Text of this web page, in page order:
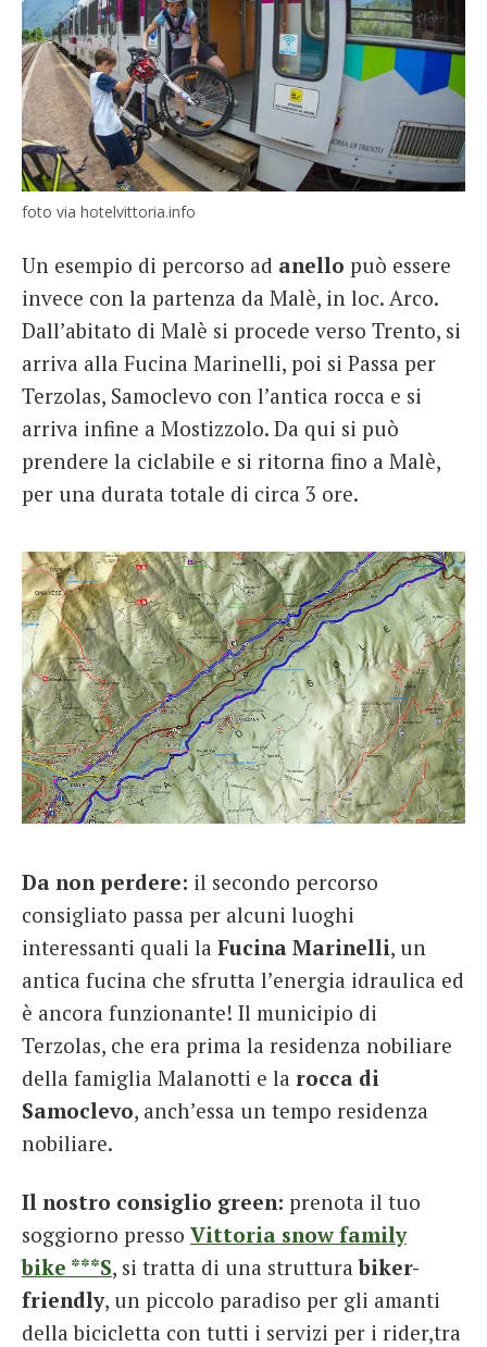
foto via hotelvittoria.info
Un esempio di percorso ad anello può essere
invece con la partenza da Malè, in loc. Arco.
Dall’abitato di Malè si procede verso Trento, si
arriva alla Fucina Marinelli, poi si Passa per
Terzolas, Samoclevo con l’antica rocca e si
arriva infine a Mostizzolo. Da qui si può
prendere la ciclabile e si ritorna fino a Malè,
per una durata totale di circa 3 ore.
Da non perdere: il secondo percorso
consigliato passa per alcuni luoghi
interessanti quali la Fucina Marinelli, un
antica fucina che sfrutta l’energia idraulica ed
è ancora funzionante! Il municipio di
Terzolas, che era prima la residenza nobiliare
della famiglia Malanotti e la rocca di
Samoclevo, anch’essa un tempo residenza
nobiliare.
Il nostro consiglio green: prenota il tuo
soggiorno presso Vittoria snow family
bike ***S, si tratta di una strutturabiker-
friendly, un piccolo paradiso per gli amanti
della bicicletta con tutti i servizi per i rider,tra